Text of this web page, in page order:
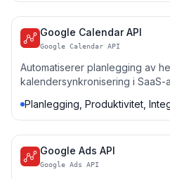
Google Calendar API
Google Calendar API
Automatiserer planlegging av
kalendersynkronisering i SaaS-
Planlegging, Produktivitet,
Google Ads API
Google Ads API